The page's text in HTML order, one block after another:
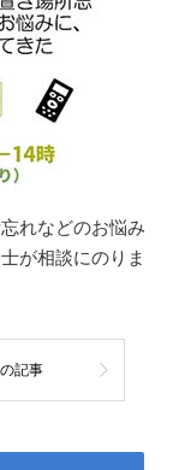
れなどのお悩み
が相談にのりま
記事